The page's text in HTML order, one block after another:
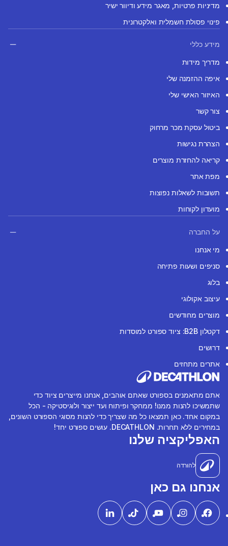
מדיניות פרטיות, מאגר מידע ודיוור ישיר
פינוי פסולת חשמלית ואלקטרונית
מידע כללי
מדריך מידות
איפה ההזמנה שלי
האיזור האישי שלי
צור קשר
ביטול עסקת מכר מרחוק
הצהרת נגישות
קריאה להחזרת מוצרים
מפת אתר
תשובות לשאלות נפוצות
מועדון לקוחות
על החברה
מי אנחנו
סניפים ושעות פתיחה
בלוג
עיצוב אקולוגי
מוצרים מחודשים
דקטלון B2B: ציוד ספורט למוסדות
דרושים
אתרים מתחזים
אתם מתאמנים בספורט שאתם אוהבים, אנחנו מייצרים ציוד כדי
שתמשיכו להנות ממנו! ממחקר ופיתוח ועד ייצור ולוגיסטיקה - הכל
במקום אחד. כאן תמצאו כל מה שצריך כדי להנות מסוגי הספורט השונים,
במחירים ללא תחרות. DECATHLON. עושים ספורט יחד!
האפליקציה שלנו
להורדה
אנחנו גם כאן